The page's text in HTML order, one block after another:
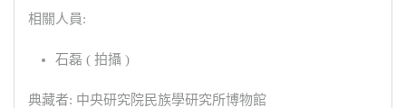
相關人員:
石磊 ( 拍攝 )
典藏者: 中央研究院民族學研究所博物館